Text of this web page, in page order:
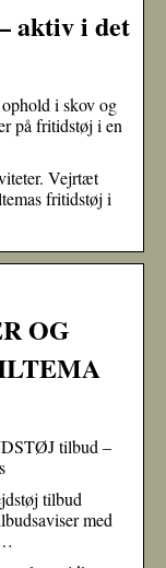
aktiv i det
i skov og
på fritidstøj i en
Vejrtæt
fritidstøj i
OG
tilbud –
tilbud
med